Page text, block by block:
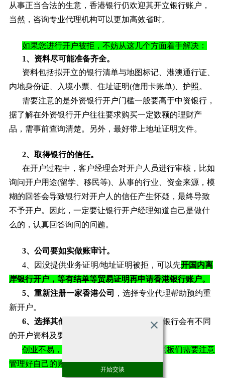
从事正当合法的生意，香港银行仍欢迎其开立银行账户，
当然，咨询专业代理机构可以更加高效省时。
如果您进行开户被拒，不妨从这几个方面着手解决：
1、资料尽可能准备齐全。
资料包括拟开立的银行清单与地图标记、港澳通行证、
内地身份证、入境小票、住址证明(信用卡账单)、护照。
需要注意的是外资银行开户门槛一般要高于中资银行，
据了解在外资银行开户往往要求购买一定数额的理财产
品，需事前查询清楚。另外，最好带上地址证明文件。
2、取得银行的信任。
在开户过程中，客户经理会对开户人员进行审核，比如
询问开户用途(留学、移民等)、从事的行业、资金来源，模
糊的回答会导致银行对开户人的信任产生怀疑，最终导致
不予开户。因此，一定要让银行开户经理知道自己是做什
么的，认真回答询问的问题。
3、公司要如实做账审计。
4、因没提供业务证明/地址证明被拒，可以先开国内离
岸银行开户，等有结单等贸易证明再申请香港银行账户。
5、重新注册一家香港公司
，选择专业代理帮助预约重
新开户。
6、选择其他银行办理开户
，因为不同的银行会有不同
的开户资料及要求。
创业不易，守业更难，已经成功开户的老板们需要注意
管理好自己的账户，以防被冻结或注销。
开始交谈